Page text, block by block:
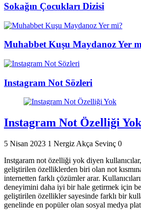
Sokağın Çocukları Dizisi
Muhabbet Kuşu Maydanoz Yer
Instagram Not Sözleri
Instagram Not Özelliği Yok
5 Nisan 2023 1 Nergiz Akça Sevinç 0
Instgaram not özelliği yok diyen
geliştirilen özelliklerden biri olan not
internetten farklı çözümler arar.
deneyimini daha iyi bir hale getirmek için
geliştirilen özellikler sayesinde farklı bir
genelinde en popüler olan sosyal medya